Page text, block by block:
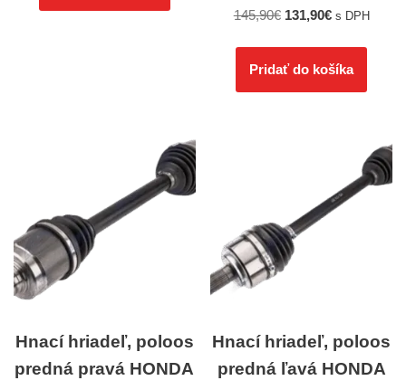
145,90€ 131,90€ s DPH
Pridať do košíka
Hnací hriadeľ, poloos
predná pravá HONDA
Hnací hriadeľ, poloos
predná ľavá HONDA